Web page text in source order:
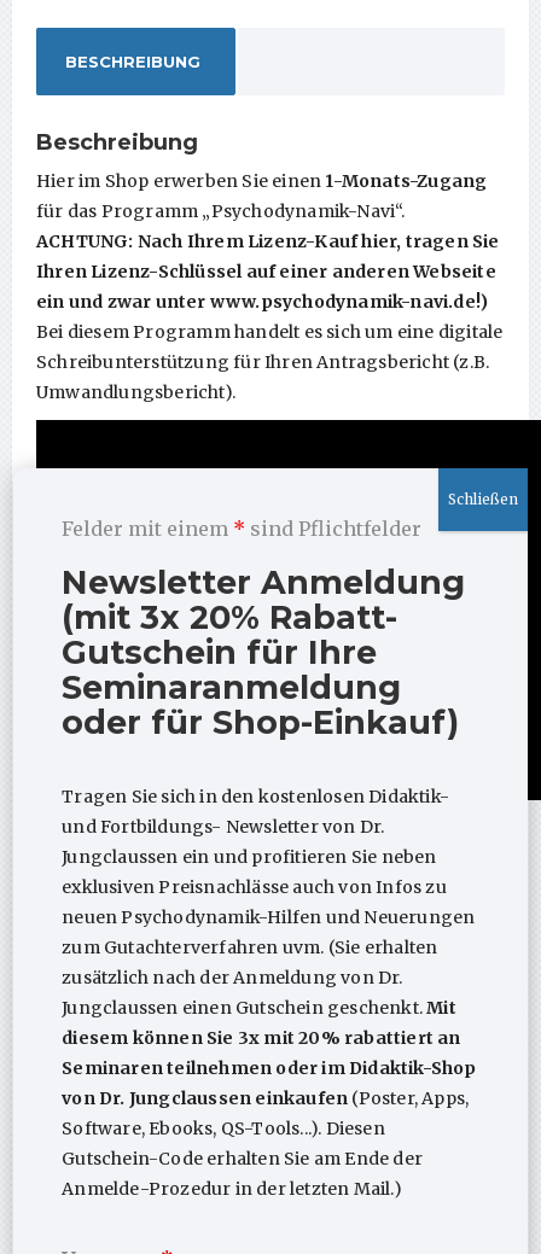
BESCHREIBUNG
Beschreibung
Hier im Shop erwerben Sie einen 1-Monats-Zugang
für das Programm „Psychodynamik-Navi“.
ACHTUNG: Nach Ihrem Lizenz-Kauf hier, tragen Sie
Ihren Lizenz-Schlüssel auf einer anderen Webseite
ein und zwar unter www.psychodynamik-navi.de!)
Bei diesem Programm handelt es sich um eine digitale
Schreibunterstützung für Ihren Antragsbericht (z.B.
Umwandlungsbericht).
Das Programm starten Sie auf der eigenen
Internetseite unterwww.psychodynamik-navi.de
Dort finden Sie auch eine ausführliche Beschreibung
dieses Programms. Sie erhalten nach Ihrem Shop-
Kauf sofort Ihren Lizenz-Code per Mail (Nach Ihrer
Paypal-Transaktion wird Ihnen der 16-stellige
Lizenz-Code („License Key“) in der E-Mail mit dem
Betreff „Bestellung abgeschlossen“ zugesendet,
hierfür ggf. Spamordner prüfen). Ihren 16-stelligen
Lizenzschlüssel geben Sie dann unter
www.psychodynamik-navi.deein und starten dort das
Programm. Merke: DerZeitraum Ihrer Lizenz
startetnicht erst beim Login im Navi,sondern
Felder mit einem * sind Pflichtfelder
Newsletter Anmeldung
(mit 3x 20% Rabatt-
Gutschein für Ihre
Seminaranmeldung
oder für Shop-Einkauf)
Tragen Sie sich in den kostenlosen Didaktik-
und Fortbildungs- Newsletter von Dr.
Jungclaussen ein und profitieren Sie neben
exklusiven Preisnachlässe auch von Infos zu
neuen Psychodynamik-Hilfen und Neuerungen
zum Gutachterverfahren uvm. (Sie erhalten
zusätzlich nach der Anmeldung von Dr.
Jungclaussen einen Gutschein geschenkt.Mit
diesem können Sie 3x mit 20% rabattiert an
Seminaren teilnehmen oder im Didaktik-Shop
von Dr. Jungclaussen einkaufen (Poster, Apps,
Software, Ebooks, QS-Tools...). Diesen
Gutschein-Code erhalten Sie am Ende der
Anmelde-Prozedur in der letzten Mail.)